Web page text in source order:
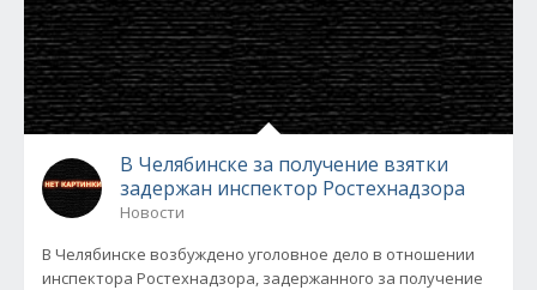
В Челябинске за получение взятки
задержан инспектор Ростехнадзора
Новости
В Челябинске возбуждено уголовное дело в отношении
инспектора Ростехнадзора, задержанного за получение